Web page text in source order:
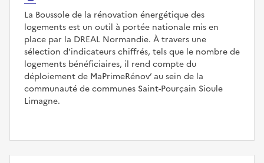
La Boussole de la rénovation énergétique des
logements est un outil à portée nationale mis en
place par la DREAL Normandie. À travers une
sélection d'indicateurs chiffrés, tels que le nombre de
logements bénéficiaires, il rend compte du
déploiement de MaPrimeRénov’ au sein de la
communauté de communes Saint-Pourçain Sioule
Limagne.